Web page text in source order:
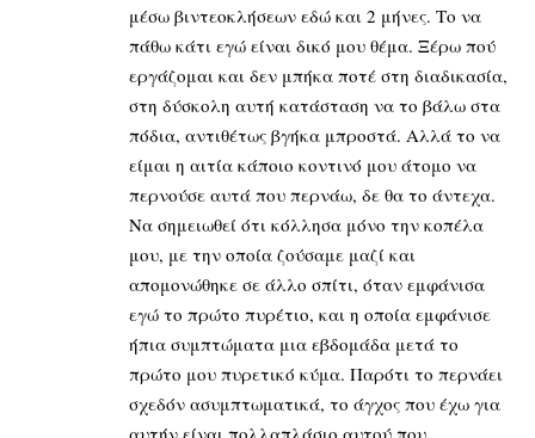
μέσω βιντεοκλήσεων εδώ και 2 μήνες. Το να
πάθω κάτι εγώ είναι δικό μου θέμα. Ξέρω πού
εργάζομαι και δεν μπήκα ποτέ στη διαδικασία,
στη δύσκολη αυτή κατάσταση να το βάλω στα
πόδια, αντιθέτως βγήκα μπροστά. Αλλά το να
είμαι η αιτία κάποιο κοντινό μου άτομο να
περνούσε αυτά που περνάω, δε θα το άντεχα.
Να σημειωθεί ότι κόλλησα μόνο την κοπέλα
μου, με την οποία ζούσαμε μαζί και
απομονώθηκε σε άλλο σπίτι, όταν εμφάνισα
εγώ το πρώτο πυρέτιο, και η οποία εμφάνισε
ήπια συμπτώματα μια εβδομάδα μετά το
πρώτο μου πυρετικό κύμα. Παρότι το περνάει
σχεδόν ασυμπτωματικά, το άγχος που έχω για